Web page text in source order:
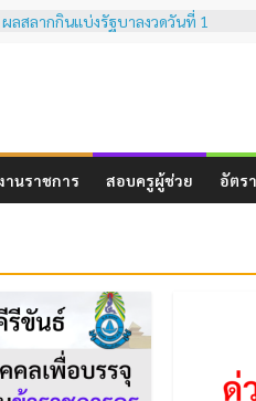
ผลสลากกินแบ่งรัฐบาลงวดวันที่ 1
ผลสลากกินแบ่งรัฐบาลงวดวันที่ 16
ธันวาคม 2567
ผลสลากกินแบ่งรัฐบาลงวดวันที่ 1 ธันวาคม
นราชการ สอบครูผู้ช่วย อัตร